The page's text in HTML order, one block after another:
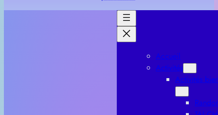
Accueil
Activités
Activités